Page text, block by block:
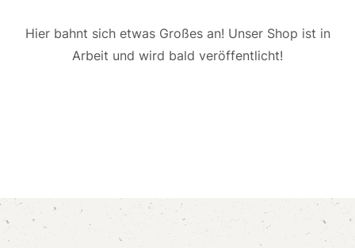
Hier bahnt sich etwas Großes an! Unser Shop ist in
Arbeit und wird bald veröffentlicht!